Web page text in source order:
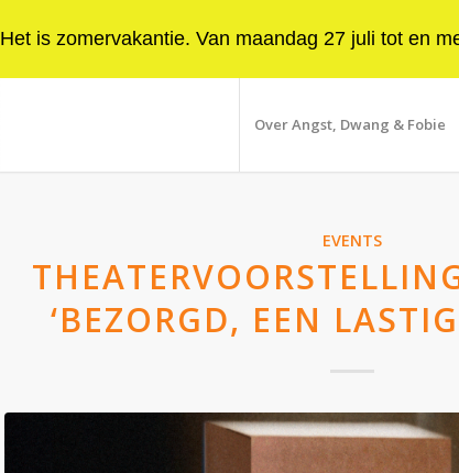
Over Angst, Dwang & Fobie
EVENTS
‘BEZORGD, EEN
Het is zomervakantie. Van maandag 27 juli tot en